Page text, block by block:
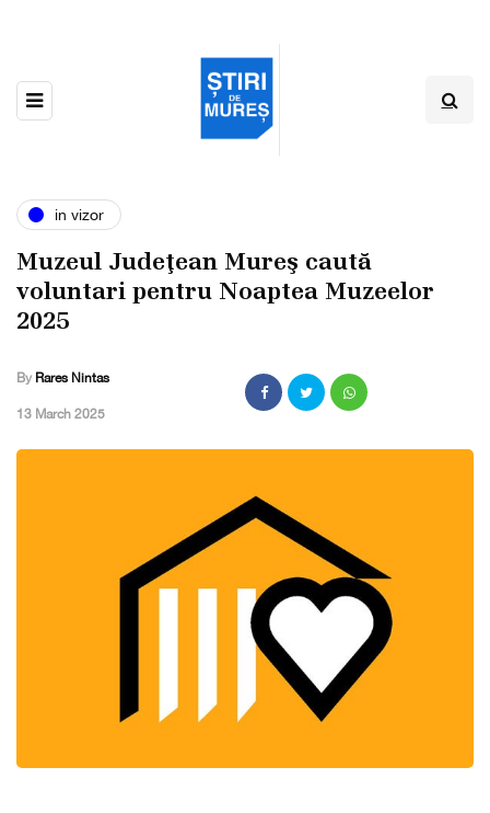
in vizor
Muzeul Judeţean Mureş caută
voluntari pentru Noaptea Muzeelor
2025
By Rares Nintas
,13 March 2025